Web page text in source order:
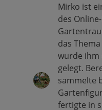
Mirko ist
des
das
wurde ihm
gelegt.
sammelte
fertigte in